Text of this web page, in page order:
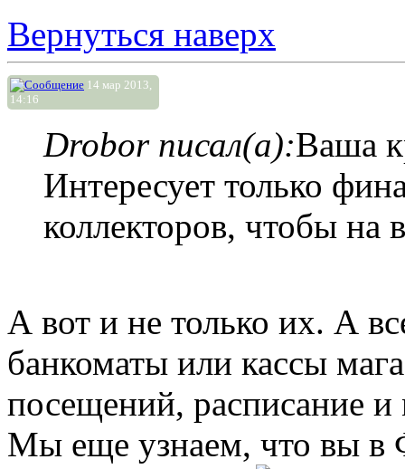
Вернуться наверх
14 мар 2013,
14:16
Drobor писал(а):Ваша
Интересует только
коллекторов, чтобы на
А вот и не только их. А
банкоматы или кассы
посещений, расписание
Мы еще узнаем, что вы в